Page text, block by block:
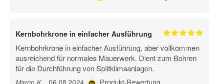
Kernbohrkrone in einfacher Ausführung
Kernbohrkrone in einfacher Ausführung, aber vollkommen
ausreichend für normales Mauerwerk. Dient zum Bohren
für die Durchführung von Splitklimaanlagen.